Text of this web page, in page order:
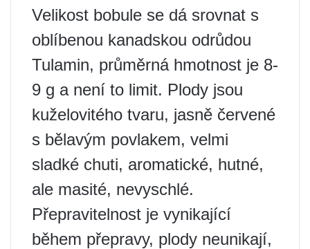
Velikost bobule se dá srovnat s
oblíbenou kanadskou odrůdou
Tulamin, průměrná hmotnost je 8-
9 g a není to limit. Plody jsou
kuželovitého tvaru, jasně červené
s bělavým povlakem, velmi
sladké chuti, aromatické, hutné,
ale masité, nevyschlé.
Přepravitelnost je vynikající
během přepravy, plody neunikají,